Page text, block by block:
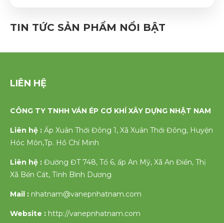
CAO CẤP – VẺ ĐẸP TỰ NHIÊN, ĐỘ BỀN
VƯỢT TRỘI
TIN TỨC SẢN PHẨM NỔI BẬT
LIÊN HỆ
CÔNG TY TNHH VÁN ÉP CƠ KHÍ XÂY DỰNG NHẬT NAM
Liên hệ : Ấp Xuân Thới Đông 1, Xã Xuân Thới Đông, Huyện
Hóc Môn,Tp. Hồ Chí Minh
Liên hệ : Đường ĐT 748, Tổ 6, ấp An Mỹ, Xã An Điền, Thị
Xã Bến Cát, Tỉnh Bình Dương
Mail : nhatnam@vanepnhatnam.com
Website : http://vanepnhatnam.com